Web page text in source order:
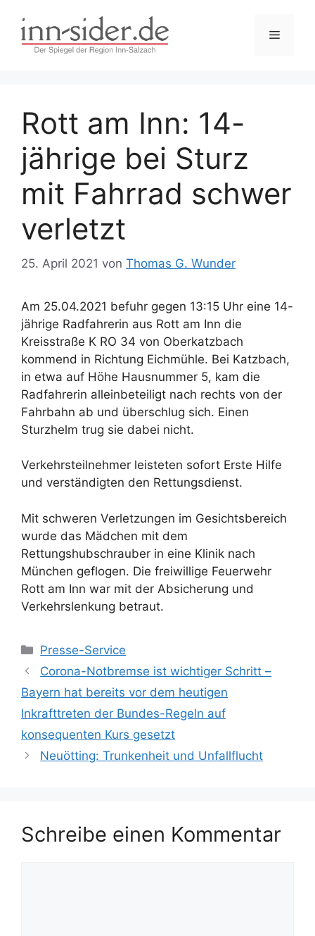
Inhalt
springen
Menü
Rott am Inn: 14-
jährige bei Sturz
mit Fahrrad schwer
verletzt
25. April 2021 von Thomas G. Wunder
Am 25.04.2021 befuhr gegen 13:15 Uhr eine 14-
jährige Radfahrerin aus Rott am Inn die
Kreisstraße K RO 34 von Oberkatzbach
kommend in Richtung Eichmühle. Bei Katzbach,
in etwa auf Höhe Hausnummer 5, kam die
Radfahrerin alleinbeteiligt nach rechts von der
Fahrbahn ab und überschlug sich. Einen
Sturzhelm trug sie dabei nicht.
Verkehrsteilnehmer leisteten sofort Erste Hilfe
und verständigten den Rettungsdienst.
Mit schweren Verletzungen im Gesichtsbereich
wurde das Mädchen mit dem
Rettungshubschrauber in eine Klinik nach
München geflogen. Die freiwillige Feuerwehr
Rott am Inn war mit der Absicherung und
Verkehrslenkung betraut.
Kategorien
Presse-Service
Corona-Notbremse ist wichtiger Schritt –
Bayern hat bereits vor dem heutigen
Inkrafttreten der Bundes-Regeln auf
konsequenten Kurs gesetzt
Neuötting: Trunkenheit und Unfallflucht
Schreibe einen Kommentar